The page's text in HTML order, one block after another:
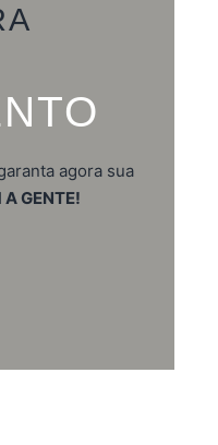
agora sua
GENTE!